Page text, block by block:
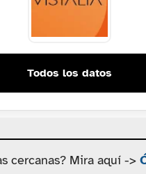
Todos los datos
cercanas? Mira aquí ->